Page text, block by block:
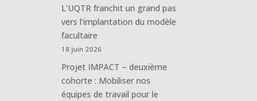
L’UQTR franchit un grand pas
vers l’implantation du modèle
facultaire
18 juin 2026
Projet IMPACT – deuxième
cohorte : Mobiliser nos
équipes de travail pour le